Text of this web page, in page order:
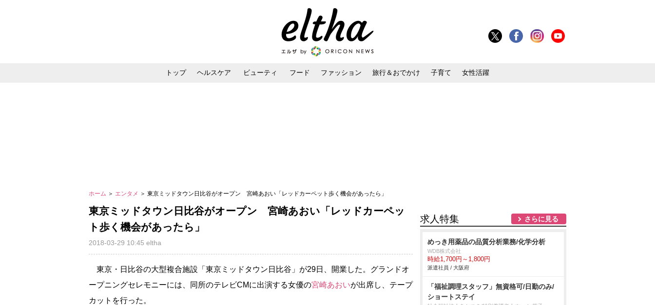
トップ ヘルスケア ビューティ フード ファッション 旅行＆おでかけ 子育て 女性活躍
ホーム ＞ エンタメ ＞ 東京ミッドタウン日比谷がオープン 宮崎あおい「レッドカーペット歩く機会があったら」
東京ミッドタウン日比谷がオープン 宮崎あおい「レッドカーペッ
ト歩く機会があったら」
2018-03-29 10:45 eltha
東京・日比谷の大型複合施設「東京ミッドタウン日比谷」が29日、開業した。グランドオ
ープニングセレモニーには、同所のテレビCMに出演する女優の宮崎あおいが出席し、テープ
カットを行った。
求人特集 さらに見る
めっき用薬品の品質分析業務/化学分析
WDB株式会社
時給1,700円～1,800円
派遣社員 / 大阪府
「福祉調理スタッフ」無資格可/日勤のみ/
ショートステイ